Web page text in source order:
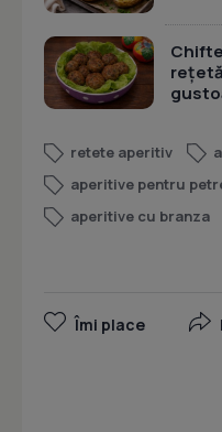
retete aperitiv
aperitive pentru
aperitive cu branza
Îmi place